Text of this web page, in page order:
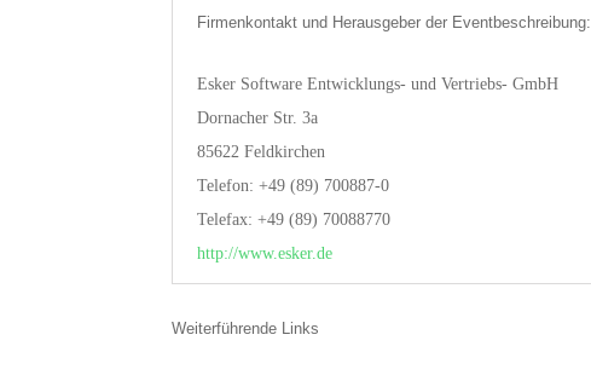
Firmenkontakt und Herausgeber der Eventbeschreibung:
Esker Software Entwicklungs- und Vertriebs- GmbH
Dornacher Str. 3a
85622 Feldkirchen
Telefon: +49 (89) 700887-0
Telefax: +49 (89) 70088770
http://www.esker.de
Weiterführende Links